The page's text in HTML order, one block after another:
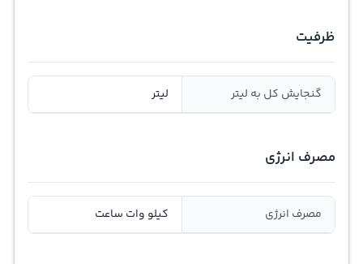
ظرفیت
گنجايش کل به ليتر لیتر
مصرف انرژی
مصرف انرژی کیلو وات ساعت